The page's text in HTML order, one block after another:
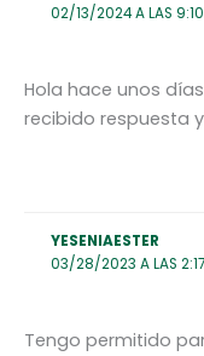
02/13/2024 A LAS 9:10
Hola hace unos
recibido respuesta
YESENIAESTER
03/28/2023 A LAS
Tengo permitido